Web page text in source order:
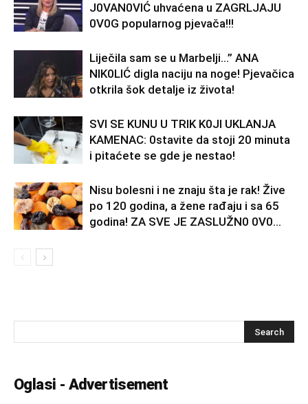
J0VAN0VIĆ uhvaćena u ZAGRLJAJU
0V0G popularnog pjevača!!!
Liječila sam se u Marbelji…” ANA
NlK0LlĆ digla naciju na noge! Pjevačica
otkrila šok detalje iz života!
SVl SE KUNU U TRlK K0Jl UKLANJA
KAMENAC: 0stavite da stoji 20 minuta
i pitaćete se gde je nestao!
Nisu bolesni i ne znaju šta je rak! Žive
po 120 godina, a žene rađaju i sa 65
godina! ZA SVE JE ZASLUŽN0 0V0...
Oglasi - Advertisement